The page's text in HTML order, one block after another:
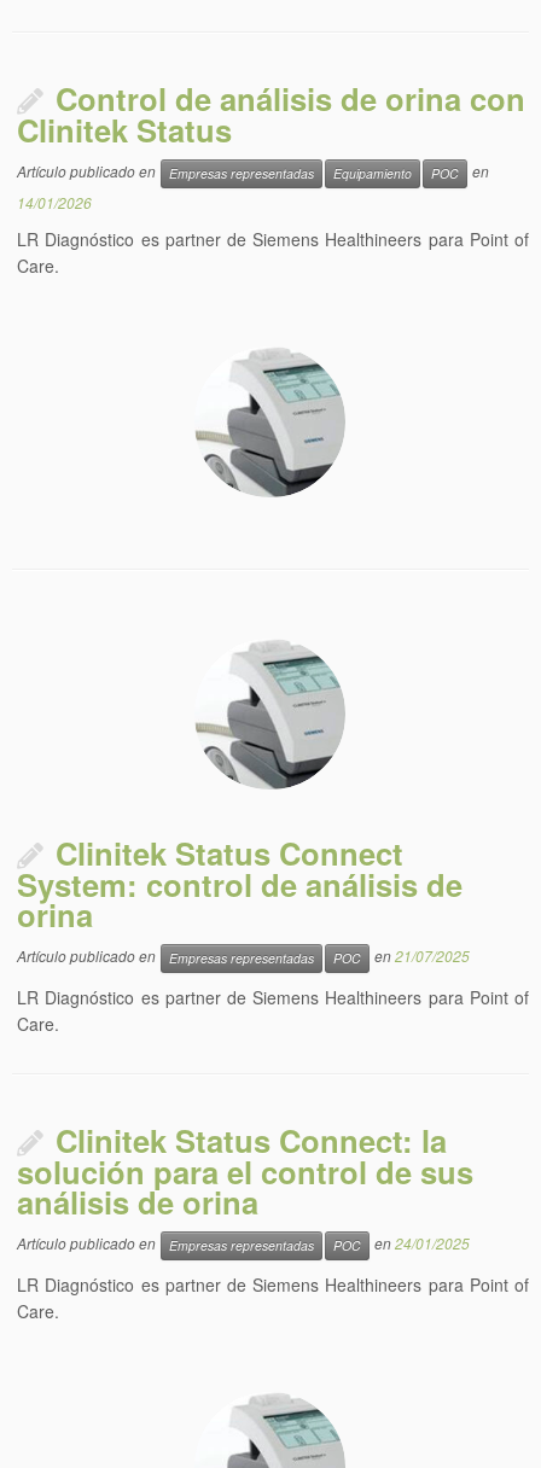
Control de análisis de orina con
Clinitek Status
Artículo publicado en Empresas representadas Equipamiento POC
en
14/01/2026
LR Diagnóstico es partner de Siemens Healthineers para Point of
Care.
Clinitek Status Connect
System: control de análisis de
orina
Artículo publicado en Empresas representadas POC en21/07/2025
LR Diagnóstico es partner de Siemens Healthineers para Point of
Care.
Clinitek Status Connect: la
solución para el control de sus
análisis de orina
Artículo publicado en Empresas representadas POC en24/01/2025
LR Diagnóstico es partner de Siemens Healthineers para Point of
Care.